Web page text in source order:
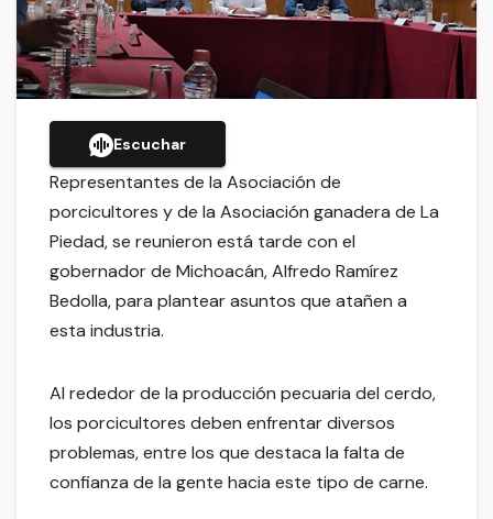
Escuchar
Representantes de la Asociación de
porcicultores y de la Asociación ganadera de La
Piedad, se reunieron está tarde con el
gobernador de Michoacán, Alfredo Ramírez
Bedolla, para plantear asuntos que atañen a
esta industria.
Al rededor de la producción pecuaria del cerdo,
los porcicultores deben enfrentar diversos
problemas, entre los que destaca la falta de
confianza de la gente hacia este tipo de carne.